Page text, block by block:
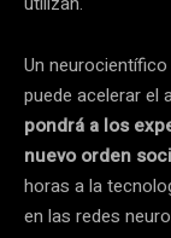
Un
puede acelerar el
pondrá a los
nuevo orden
horas a la
en las redes